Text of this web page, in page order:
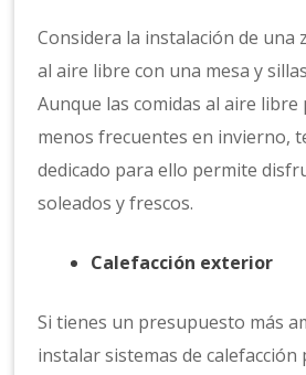
Considera la instalación de una
al aire libre con una mesa y
Aunque las comidas al aire libre
menos frecuentes en invierno,
dedicado para ello permite
soleados y frescos.
Calefacción exterior
Si tienes un presupuesto más
instalar sistemas de